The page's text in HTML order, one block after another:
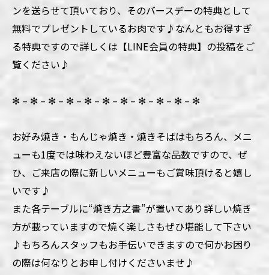
ンを送らせて頂いており、そのバースデーの特典として
無料でプレゼントしているお肉です♪なんともお得すぎ
る特典ですので詳しくは【LINE会員の特典】の投稿をご
覧ください♪
✻ – ✻ – ✻ – ✻ – ✻ – ✻ – ✻ – ✻ – ✻ – ✻ – ✻
お好み焼き・もんじゃ焼き・焼きそばはもちろん、メニ
ューも1度では味わえないほど豊富な品数ですので、ぜ
ひ、ご来店の際に新しいメニューもご賞味頂けると嬉し
いです♪
また各テーブルに“焼き方之書”が置いてあり詳しい焼き
方が載っていますので焼く楽しさもぜひ堪能して下さい
♪もちろんスタッフもお手伝いできますので何かお困り
の際は何なりとお申し付けくださいませ♪